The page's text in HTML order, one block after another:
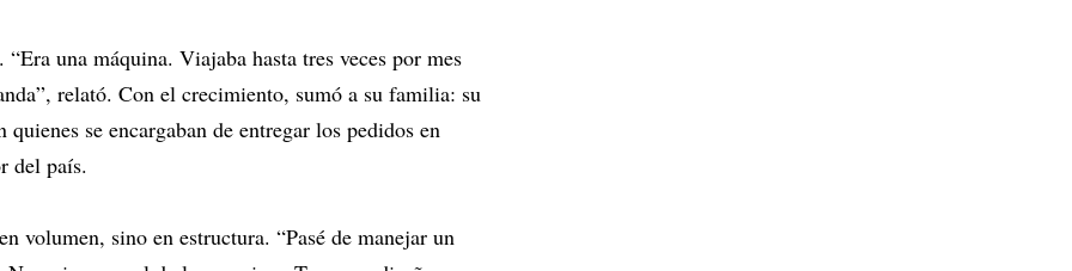
una máquina. Viajaba hasta tres veces por mes
relató. Con el crecimiento, sumó a su familia: su
se encargaban de entregar los pedidos en
del país.
volumen, sino en estructura. “Pasé de manejar un